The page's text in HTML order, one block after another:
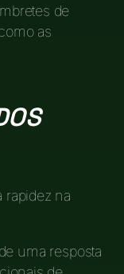
de
as
rapidez na
uma resposta